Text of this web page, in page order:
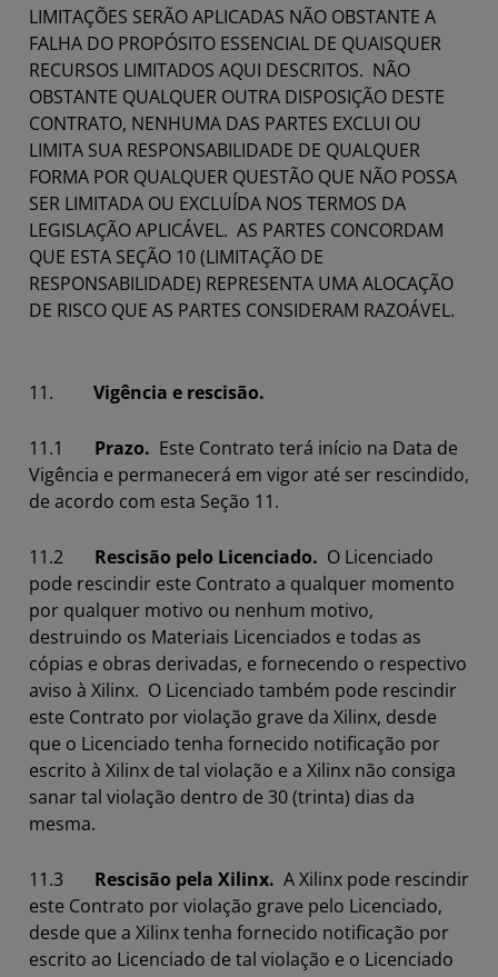
LIMITAÇÕES SERÃO APLICADAS NÃO OBSTANTE A
FALHA DO PROPÓSITO ESSENCIAL DE QUAISQUER
RECURSOS LIMITADOS AQUI DESCRITOS. NÃO
OBSTANTE QUALQUER OUTRA DISPOSIÇÃO DESTE
CONTRATO, NENHUMA DAS PARTES EXCLUI OU
LIMITA SUA RESPONSABILIDADE DE QUALQUER
FORMA POR QUALQUER QUESTÃO QUE NÃO POSSA
SER LIMITADA OU EXCLUÍDA NOS TERMOS DA
LEGISLAÇÃO APLICÁVEL. AS PARTES CONCORDAM
QUE ESTA SEÇÃO 10 (LIMITAÇÃO DE
RESPONSABILIDADE) REPRESENTA UMA ALOCAÇÃO
DE RISCO QUE AS PARTES CONSIDERAM RAZOÁVEL.
11. Vigência e rescisão.
11.1 Prazo. Este Contrato terá início na Data de
Vigência e permanecerá em vigor até ser rescindido,
de acordo com esta Seção 11.
11.2 Rescisão pelo Licenciado. O Licenciado
pode rescindir este Contrato a qualquer momento
por qualquer motivo ou nenhum motivo,
destruindo os Materiais Licenciados e todas as
cópias e obras derivadas, e fornecendo o respectivo
aviso à Xilinx. O Licenciado também pode rescindir
este Contrato por violação grave da Xilinx, desde
que o Licenciado tenha fornecido notificação por
escrito à Xilinx de tal violação e a Xilinx não consiga
sanar tal violação dentro de 30 (trinta) dias da
mesma.
11.3 Rescisão pela Xilinx. A Xilinx pode rescindir
este Contrato por violação grave pelo Licenciado,
desde que a Xilinx tenha fornecido notificação por
escrito ao Licenciado de tal violação e o Licenciado